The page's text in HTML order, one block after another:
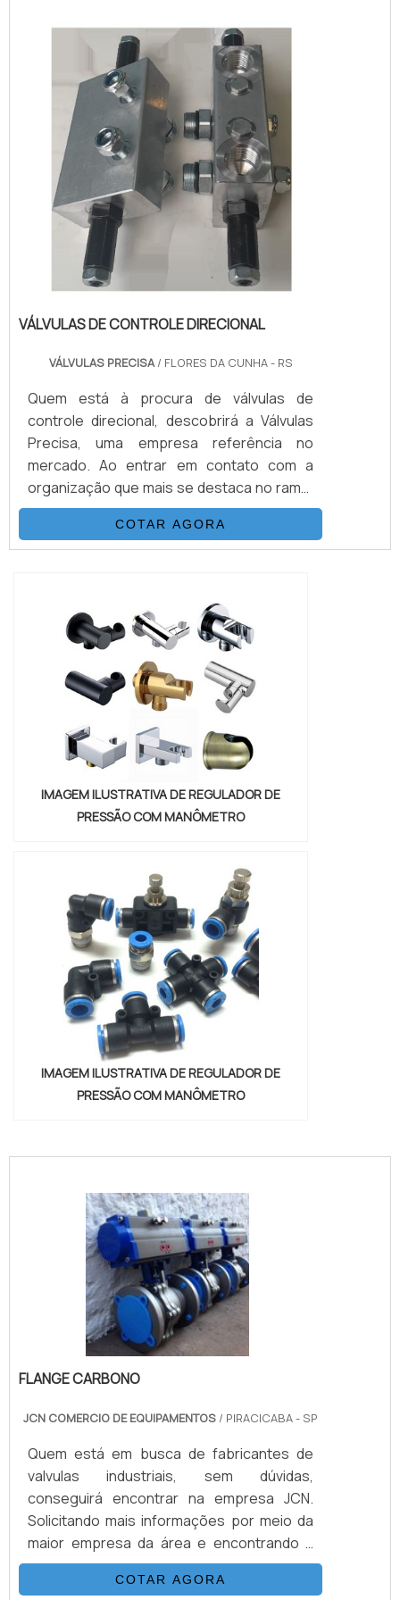
benefício e atendimento eficaz em todo o
VÁLVULAS DE CONTROLE DIRECIONAL
VÁLVULAS PRECISA/ FLORES DA CUNHA - RS
Quem está à procura de válvulas de
controle direcional, descobrirá a Válvulas
Precisa, uma empresa referência no
mercado. Ao entrar em contato com a
organização que mais se destaca no ramo,
o cliente receberá um suporte completo
para sanar eventuais dúvidas sobre o
produto a ser adquirido.MAIS
CONTROLE DIRECIONALQuem quer
encontrar válvulas de controle direcional
em uma empresa que preza pela
segurança, enc...
COTAR AGORA
IMAGEM ILUSTRATIVA DE REGULADOR DE
PRESSÃO COM MANÔMETRO
IMAGEM ILUSTRATIVA DE REGULADOR DE
PRESSÃO COM MANÔMETRO
FLANGE CARBONO
JCN COMERCIO DE EQUIPAMENTOS / PIRACICABA - SP
Quem está em busca de fabricantes de
valvulas industriais, sem dúvidas,
conseguirá encontrar na empresa JCN.
Solicitando mais informações por meio da
maior empresa da área e encontrando a
melhor referência em qualidade.Quando o
assunto é fabricantes de valvulas
COTAR AGORA